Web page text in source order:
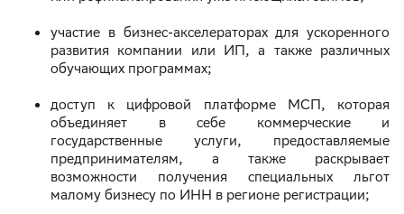
участие в бизнес-акселераторах для ускоренного
развития компании или ИП, а также различных
обучающих программах;
доступ к цифровой платформе МСП, которая
объединяет в себе коммерческие и
государственные услуги, предоставляемые
предпринимателям, а также раскрывает
возможности получения специальных льгот
малому бизнесу по ИНН в регионе регистрации;